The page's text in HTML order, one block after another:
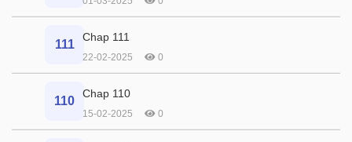
111
Chap 111
22-02-2025 0
110
Chap 110
15-02-2025 0